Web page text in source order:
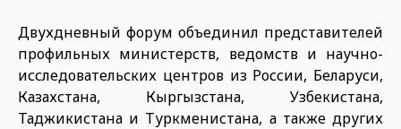
Двухдневный форум объединил представителей
профильных министерств, ведомств и научно-
исследовательских центров из России, Беларуси,
Казахстана, Кыргызстана, Узбекистана,
Таджикистана и Туркменистана, а также других